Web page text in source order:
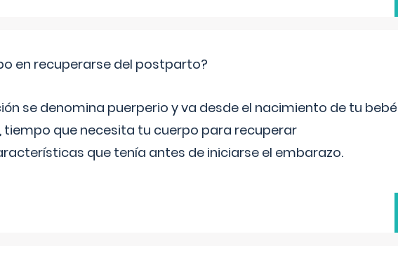
en recuperarse del postparto?
se denomina puerperio y va desde el nacimiento de tu bebé
que necesita tu cuerpo para recuperar
que tenía antes de iniciarse el embarazo.